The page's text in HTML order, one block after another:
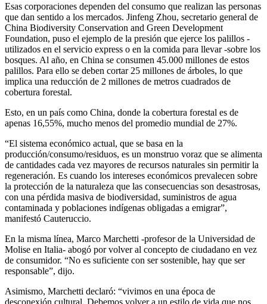
Esas corporaciones dependen del consumo que realizan las personas
que dan sentido a los mercados. Jinfeng Zhou, secretario general de
China Biodiversity Conservation and Green Development
Foundation, puso el ejemplo de la presión que ejerce los palillos -
utilizados en el servicio express o en la comida para llevar -sobre los
bosques. Al año, en China se consumen 45.000 millones de estos
palillos. Para ello se deben cortar 25 millones de árboles, lo que
implica una reducción de 2 millones de metros cuadrados de
cobertura forestal.
Esto, en un país como China, donde la cobertura forestal es de
apenas 16,55%, mucho menos del promedio mundial de 27%.
“El sistema económico actual, que se basa en la
producción/consumo/residuos, es un monstruo voraz que se alimenta
de cantidades cada vez mayores de recursos naturales sin permitir la
regeneración. Es cuando los intereses económicos prevalecen sobre
la protección de la naturaleza que las consecuencias son desastrosas,
con una pérdida masiva de biodiversidad, suministros de agua
contaminada y poblaciones indígenas obligadas a emigrar”,
manifestó Cauteruccio.
En la misma línea, Marco Marchetti -profesor de la Universidad de
Molise en Italia- abogó por volver al concepto de ciudadano en vez
de consumidor. “No es suficiente con ser sostenible, hay que ser
responsable”, dijo.
Asimismo, Marchetti declaró: “vivimos en una época de
desconexión cultural. Debemos volver a un estilo de vida que nos